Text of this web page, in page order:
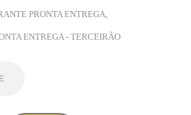
PRONTA ENTREGA,
ENTREGA - TERCEIRÃO